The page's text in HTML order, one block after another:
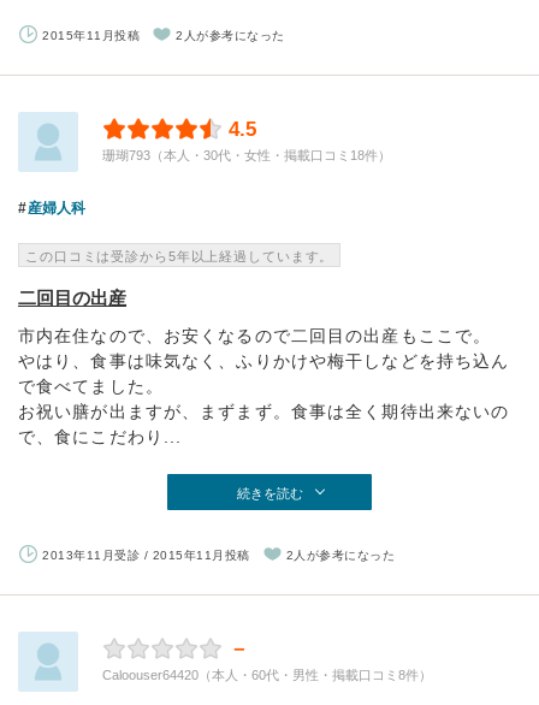
2015年11月投稿 2人が参考になった
4.5
珊瑚793（本人・30代・女性・掲載口コミ18件）
産婦人科
この口コミは受診から5年以上経過しています。
二回目の出産
市内在住なので、お安くなるので二回目の出産もここで。
やはり、食事は味気なく、ふりかけや梅干しなどを持ち込ん
で食べてました。
お祝い膳が出ますが、まずまず。食事は全く期待出来ないの
で、食にこだわり...
続きを読む
2013年11月受診 / 2015年11月投稿 2人が参考になった
－
Caloouser64420（本人・60代・男性・掲載口コミ8件）